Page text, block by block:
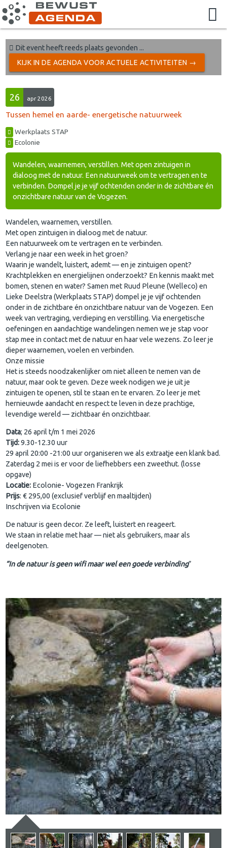
Dit event heeft reeds plaats gevonden ...
KIJK IN DE AGENDA VOOR ACTUELE ACTIVITEITEN →
26 apr 2026
Tussen hemel en aarde- energetische natuurweek
Werkplaats STAP
Ecolonie
Wandelen, waarnemen, verstillen. Met open zintuigen in
dialoog met de natuur. Een natuurweek om te vertragen en te
verbinden. Dompel je je vijf ochtenden onder in de zichtbare én
onzichtbare natuur van de Vogezen.
Wandelen, waarnemen, verstillen.
Met open zintuigen in dialoog met de natuur.
Een natuurweek om te vertragen en te verbinden.
Verlang je naar een week in het groen?
Waarin je wandelt, luistert, ademt — en je zintuigen opent?
Krachtplekken en energielijnen onderzoekt? En kennis maakt met
bomen, stenen en water? Samen met Ruud Pleune (Welleco) en
Lieke Deelstra (Werkplaats STAP) dompel je je vijf ochtenden
onder in de zichtbare én onzichtbare natuur van de Vogezen. Een
week van vertraging, verdieping en verstilling. Via energetische
oefeningen en aandachtige wandelingen nemen we je stap voor
stap mee in contact met de natuur en haar vele wezens. Zo leer je
dieper waarnemen, voelen en verbinden.
Onze missie
Het is steeds noodzakenlijker om niet alleen te nemen van de
natuur, maar ook te geven. Deze week nodigen we je uit je
zintuigen te openen, stil te staan en te ervaren. Zo leer je met
hernieuwde aandacht en respect te leven in deze prachtige,
levendige wereld — zichtbaar én onzichtbaar.
Data; 26 april t/m 1 mei 2026
Tijd:9.30-12.30 uur
29 april 20:00 -21:00 uur organiseren we als extraatje een klank bad.
Zaterdag 2 mei is er voor de liefhebbers een zweethut. (losse
opgave)
Locatie: Ecolonie- Vogezen Frankrijk
Prijs: € 295,00 (exclusief verblijf en maaltijden)
Inschrijven via Ecolonie
De natuur is geen decor. Ze leeft, luistert en reageert.
We staan in relatie met haar — niet als gebruikers, maar als
deelgenoten.
“In de natuur is geen wifi maar wel een goede verbinding”